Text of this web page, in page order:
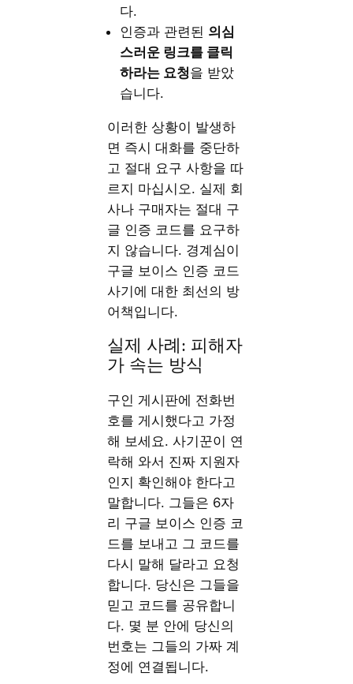
다.
인증과 관련된 의심
스러운 링크를 클릭
하라는 요청을 받았
습니다.
이러한 상황이 발생하
면 즉시 대화를 중단하
고 절대 요구 사항을 따
르지 마십시오. 실제 회
사나 구매자는 절대 구
글 인증 코드를 요구하
지 않습니다. 경계심이
구글 보이스 인증 코드
사기에 대한 최선의 방
어책입니다.
실제 사례: 피해자
가 속는 방식
구인 게시판에 전화번
호를 게시했다고 가정
해 보세요. 사기꾼이 연
락해 와서 진짜 지원자
인지 확인해야 한다고
말합니다. 그들은 6자
리 구글 보이스 인증 코
드를 보내고 그 코드를
다시 말해 달라고 요청
합니다. 당신은 그들을
믿고 코드를 공유합니
다. 몇 분 안에 당신의
번호는 그들의 가짜 계
정에 연결됩니다.